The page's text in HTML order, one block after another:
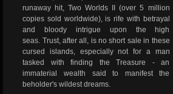
runaway hit, Two Worlds II (over 5 million
copies sold worldwide), is rife with betrayal
and bloody intrigue upon the high
seas. Trust, after all, is no short sale in these
cursed islands, especially not for a man
tasked with finding the Treasure - an
immaterial wealth said to manifest the
beholder's wildest dreams.